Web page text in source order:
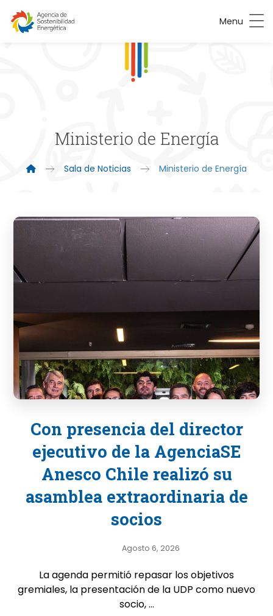
Menu
Ministerio de Energía
Sala de Noticias Ministerio de Energía
Con presencia del director
ejecutivo de la AgenciaSE
Anesco Chile realizó su
asamblea extraordinaria de
socios
Agosto 6, 2026
La agenda permitió repasar los objetivos
gremiales, la presentación de la UDP como nuevo
socio, ...